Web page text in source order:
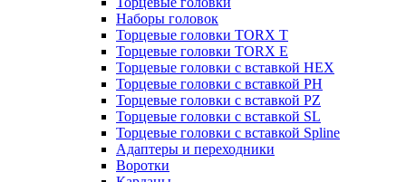
Наборы головок
Торцевые головки TORX T
Торцевые головки TORX Е
Торцевые головки с вставкой HEX
Торцевые головки с вставкой PH
Торцевые головки с вставкой PZ
Торцевые головки с вставкой SL
Торцевые головки с вставкой Spline
Адаптеры и переходники
Воротки